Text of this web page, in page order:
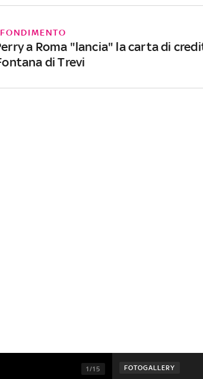
a Roma "lancia" la carta di
di Trevi
FOTOGALLERY
1/15